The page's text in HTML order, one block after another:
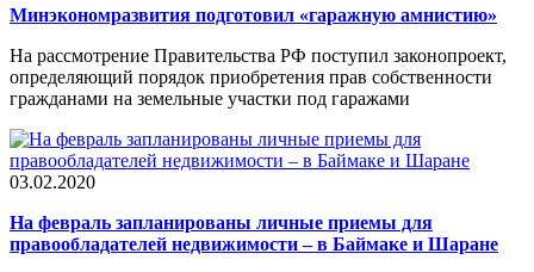
Минэкономразвития подготовил «гаражную амнистию»
На рассмотрение Правительства РФ поступил законопроект,
определяющий порядок приобретения прав собственности
гражданами на земельные участки под гаражами
03.02.2020
На февраль запланированы личные приемы для
правообладателей недвижимости – в Баймаке и Шаране